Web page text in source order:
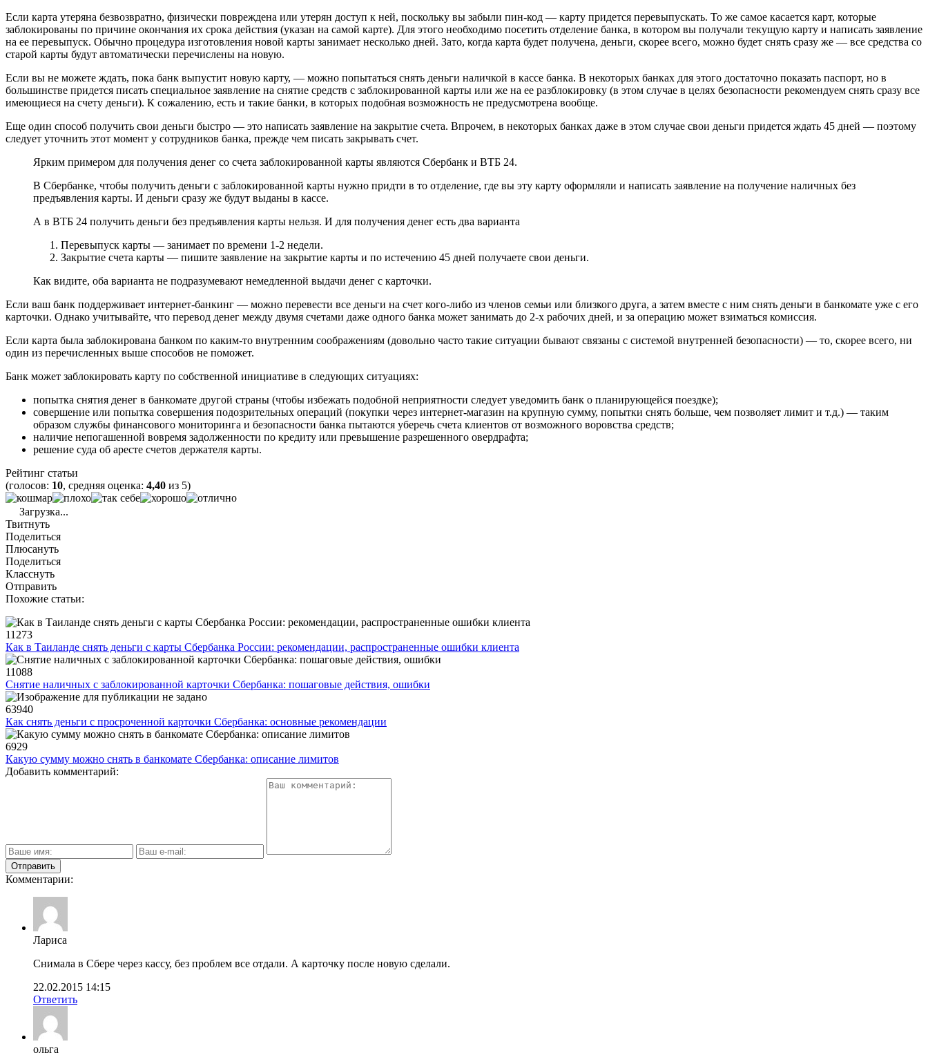
Если карта утеряна безвозвратно, физически повреждена или утерян доступ к ней, поскольку вы забыли пин-код — карту придется перевыпускать. То же самое касается карт, которые
заблокированы по причине окончания их срока действия (указан на самой карте). Для этого необходимо посетить отделение банка, в котором вы получали текущую карту и написать заявление
на ее перевыпуск. Обычно процедура изготовления новой карты занимает несколько дней. Зато, когда карта будет получена, деньги, скорее всего, можно будет снять сразу же — все средства со
старой карты будут автоматически перечислены на новую.
Если вы не можете ждать, пока банк выпустит новую карту, — можно попытаться снять деньги наличкой в кассе банка. В некоторых банках для этого достаточно показать паспорт, но в
большинстве придется писать специальное заявление на снятие средств с заблокированной карты или же на ее разблокировку (в этом случае в целях безопасности рекомендуем снять сразу все
имеющиеся на счету деньги). К сожалению, есть и такие банки, в которых подобная возможность не предусмотрена вообще.
Еще один способ получить свои деньги быстро — это написать заявление на закрытие счета. Впрочем, в некоторых банках даже в этом случае свои деньги придется ждать 45 дней — поэтому
следует уточнить этот момент у сотрудников банка, прежде чем писать закрывать счет.
Ярким примером для получения денег со счета заблокированной карты являются Сбербанк и ВТБ 24.
В Сбербанке, чтобы получить деньги с заблокированной карты нужно придти в то отделение, где вы эту карту оформляли и написать заявление на получение наличных без
предъявления карты. И деньги сразу же будут выданы в кассе.
А в ВТБ 24 получить деньги без предъявления карты нельзя. И для получения денег есть два варианта
Перевыпуск карты — занимает по времени 1-2 недели.
Закрытие счета карты — пишите заявление на закрытие карты и по истечению 45 дней получаете свои деньги.
Как видите, оба варианта не подразумевают немедленной выдачи денег с карточки.
Если ваш банк поддерживает интернет-банкинг — можно перевести все деньги на счет кого-либо из членов семьи или близкого друга, а затем вместе с ним снять деньги в банкомате уже с его
карточки. Однако учитывайте, что перевод денег между двумя счетами даже одного банка может занимать до 2-х рабочих дней, и за операцию может взиматься комиссия.
Если карта была заблокирована банком по каким-то внутренним соображениям (довольно часто такие ситуации бывают связаны с системой внутренней безопасности) — то, скорее всего, ни
один из перечисленных выше способов не поможет.
Банк может заблокировать карту по собственной инициативе в следующих ситуациях:
попытка снятия денег в банкомате другой страны (чтобы избежать подобной неприятности следует уведомить банк о планирующейся поездке);
совершение или попытка совершения подозрительных операций (покупки через интернет-магазин на крупную сумму, попытки снять больше, чем позволяет лимит и т.д.) — таким
образом службы финансового мониторинга и безопасности банка пытаются уберечь счета клиентов от возможного воровства средств;
наличие непогашенной вовремя задолженности по кредиту или превышение разрешенного овердрафта;
решение суда об аресте счетов держателя карты.
Рейтинг статьи
(голосов: 10, средняя оценка: 4,40 из 5)
Загрузка...
Твитнуть
Поделиться
Плюсануть
Поделиться
Класснуть
Отправить
Похожие статьи:
11273
Как в Таиланде снять деньги с карты Сбербанка России: рекомендации, распространенные ошибки клиента
11088
Снятие наличных с заблокированной карточки Сбербанка: пошаговые действия, ошибки
63940
Как снять деньги с просроченной карточки Сбербанка: основные рекомендации
6929
Какую сумму можно снять в банкомате Сбербанка: описание лимитов
Добавить комментарий:
Комментарии:
Лариса
Снимала в Сбере через кассу, без проблем все отдали. А карточку после новую сделали.
22.02.2015 14:15
Ответить
ольга